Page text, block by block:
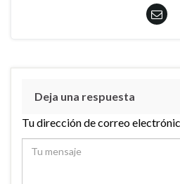
Deja una respuesta
Tu dirección de correo